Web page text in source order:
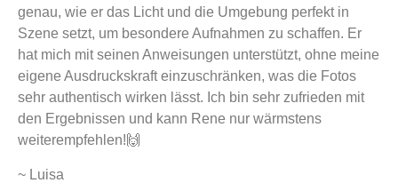
genau, wie er das Licht und die Umgebung perfekt in
Szene setzt, um besondere Aufnahmen zu schaffen. Er
hat mich mit seinen Anweisungen unterstützt, ohne meine
eigene Ausdruckskraft einzuschränken, was die Fotos
sehr authentisch wirken lässt. Ich bin sehr zufrieden mit
den Ergebnissen und kann Rene nur wärmstens
weiterempfehlen!🙌
~ Luisa